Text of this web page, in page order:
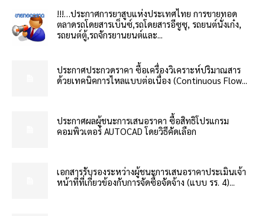
!!!…ประกาศการยาสูบแห่งประเทศไทย การขายทอด
ตลาดรถโดยสารเบ็นซ์,รถโดยสารอีซูซุ, รถยนต์นั่งเก๋ง,
รถยนต์ตู้,รถจักรยานยนต์และ...
ประกาศประกวดราคา ซื้อเครื่องวิเคราะห์ปริมาณสาร
ด้วยเทคนิคการไหลแบบต่อเนื่อง (Continuous Flow...
ประกาศผลผู้ชนะการเสนอราคา ซื้อสิทธิโปรแกรม
คอมพิวเตอร์ AUTOCAD โดยวิธีคัดเลือก
เอกสารรับรองระหว่างผู้ชนะการเสนอราคาประเมินเจ้า
หน้าที่ที่เกี่ยวข้องกับการจัดซื้อจัดจ้าง (แบบ รร. 4)...